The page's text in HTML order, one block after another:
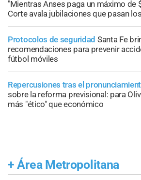
"Mientras Anses paga un máximo de
Corte avala jubilaciones que pasan
Protocolos de seguridad Santa Fe
recomendaciones para prevenir
fútbol móviles
Repercusiones tras el
sobre la reforma previsional: para
más "ético" que económico
+ Área Metropolitana